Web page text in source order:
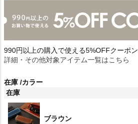
990円以上の購入で使える5%OFFクーポン
詳細・その他対象アイテム一覧はこちら
在庫 カラー
在庫
ブラウン